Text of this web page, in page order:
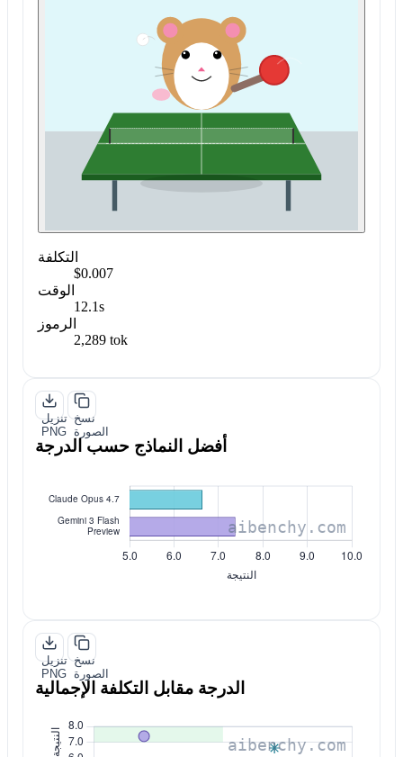
التكلفة
$0.007
الوقت
12.1s
الرموز
2,289 tok
تنزيل
PNG
نسخ
الصورة
أفضل النماذج حسب الدرجة
تنزيل
PNG
نسخ
الصورة
الدرجة مقابل التكلفة الإجمالية